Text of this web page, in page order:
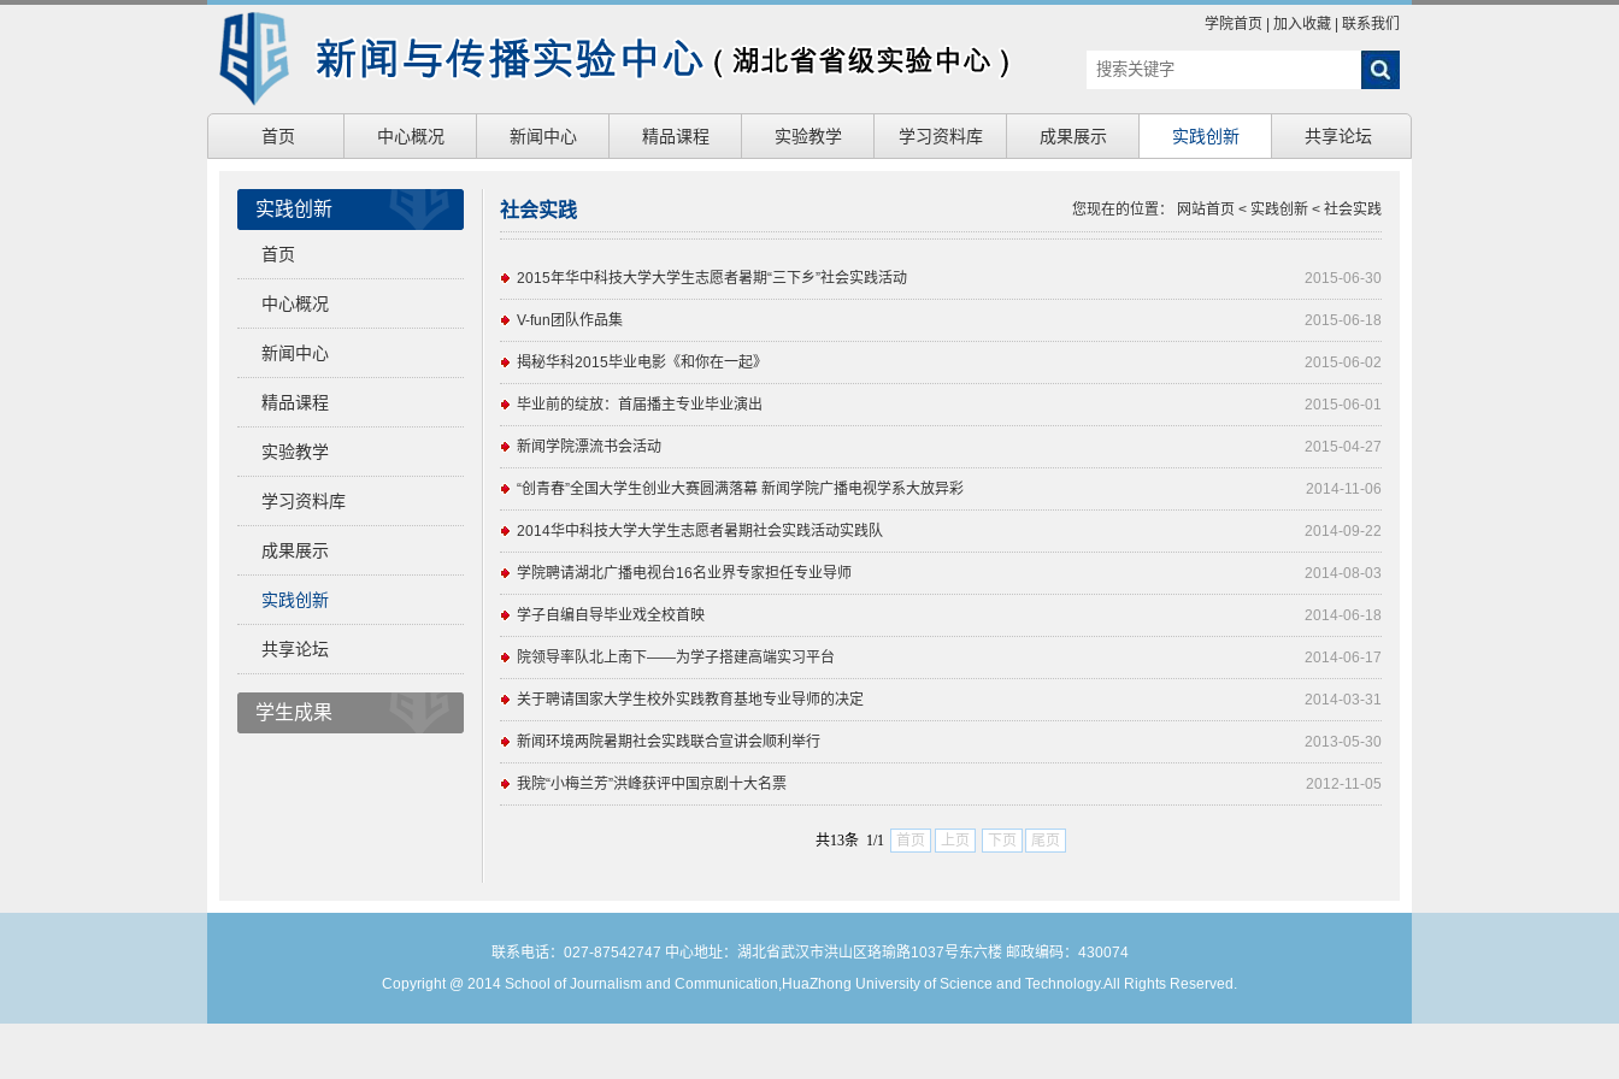
学院首页 加入收藏 联系我们
首页 中心概况 新闻中心 精品课程 实验教学 学习资料库 成果展示 实践创新 共享论坛
实践创新
首页
中心概况
新闻中心
精品课程
实验教学
学习资料库
成果展示
实践创新
共享论坛
学生成果
您现在的位置： 网站首页 < 实践创新 < 社会实践
社会实践
2015-06-30
2015年华中科技大学大学生志愿者暑期“三下乡”社会实践活动
2015-06-18
V-fun团队作品集
2015-06-02
揭秘华科2015毕业电影《和你在一起》
2015-06-01
毕业前的绽放：首届播主专业毕业演出
2015-04-27
新闻学院漂流书会活动
2014-11-06
“创青春”全国大学生创业大赛圆满落幕 新闻学院广播电视学系大放异彩
2014-09-22
2014华中科技大学大学生志愿者暑期社会实践活动实践队
2014-08-03
学院聘请湖北广播电视台16名业界专家担任专业导师
2014-06-18
学子自编自导毕业戏全校首映
2014-06-17
院领导率队北上南下——为学子搭建高端实习平台
2014-03-31
关于聘请国家大学生校外实践教育基地专业导师的决定
2013-05-30
新闻环境两院暑期社会实践联合宣讲会顺利举行
2012-11-05
我院“小梅兰芳”洪峰获评中国京剧十大名票
共13条 1/1 首页 上页 下页 尾页
联系电话：027-87542747 中心地址：湖北省武汉市洪山区珞瑜路1037号东六楼 邮政编码：430074
Copyright @ 2014 School of Journalism and Communication,HuaZhong University of Science and Technology.All Rights Reserved.